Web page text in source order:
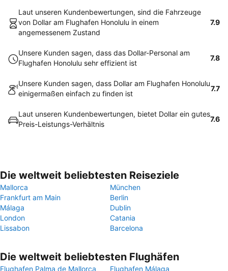
Laut unseren Kundenbewertungen, sind die Fahrzeuge
von Dollar am Flughafen Honolulu in einem
angemessenem Zustand
7.9
Unsere Kunden sagen, dass das Dollar-Personal am
Flughafen Honolulu sehr effizient ist
7.8
Unsere Kunden sagen, dass Dollar am Flughafen Honolulu
einigermaßen einfach zu finden ist
7.7
Laut unseren Kundenbewertungen, bietet Dollar ein gutes
Preis-Leistungs-Verhältnis
7.6
Die weltweit beliebtesten Reiseziele
Mallorca
München
Frankfurt am Main
Berlin
Málaga
Dublin
London
Catania
Lissabon
Barcelona
Die weltweit beliebtesten Flughäfen
Flughafen Palma de Mallorca Flughafen Málaga